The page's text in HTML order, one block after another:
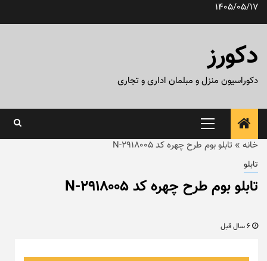
پرش1405/05/17
دکورز
دکوراسیون منزل و مبلمان اداری و تجاری
منوی
اصلی
خانه » تابلو بوم طرح چهره کد ۲۹۱۸۰۰۵-N
تابلو
تابلو بوم طرح چهره کد ۲۹۱۸۰۰۵-N